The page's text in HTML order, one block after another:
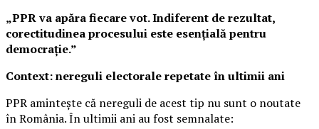
„PPR va apăra fiecare vot. Indiferent de rezultat,
corectitudinea procesului este esențială pentru
democrație.”
Context: nereguli electorale repetate în ultimii ani
PPR amintește că nereguli de acest tip nu sunt o noutate
în România. În ultimii ani au fost semnalate: